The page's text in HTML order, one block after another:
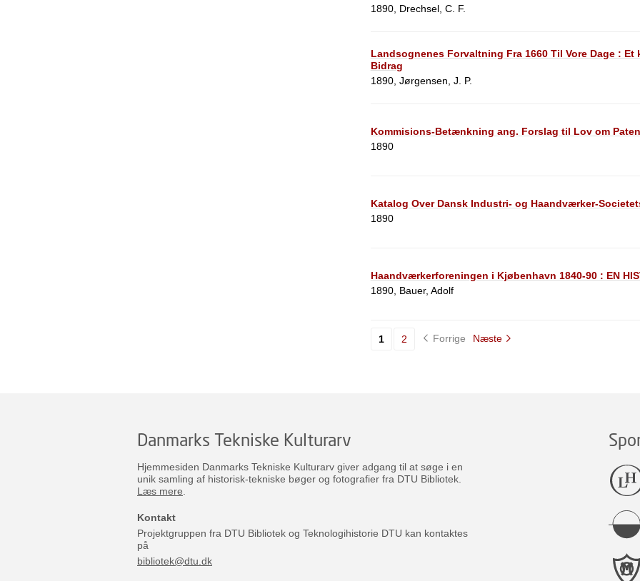
1890, Drechsel, C. F.
Landsognenes Forvaltning Fra 1660 Til Vore Dage :
Bidrag
1890, Jørgensen, J. P.
Kommisions-Betænkning ang. Forslag til Lov om
1890
Katalog Over Dansk Industri- og Haandværker-
1890
Haandværkerforeningen i Kjøbenhavn 1840-90 : EN
1890, Bauer, Adolf
1 2 Forrige Næste
Danmarks Tekniske Kulturarv
Hjemmesiden Danmarks Tekniske Kulturarv giver adgang til at søge i en
unik samling af historisk-tekniske bøger og fotografier fra DTU Bibliotek.
Læs mere
Kontakt
Projektgruppen fra DTU Bibliotek og Teknologihistorie DTU kan kontaktes
på
bibliotek@dtu.dk